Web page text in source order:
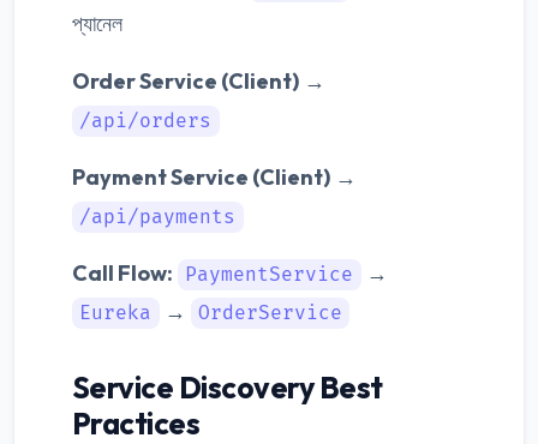
প্যানেল
Order Service (Client) →
/api/orders
Payment Service (Client) →
/api/payments
Call Flow: PaymentService →
Eureka → OrderService
Service Discovery Best
Practices